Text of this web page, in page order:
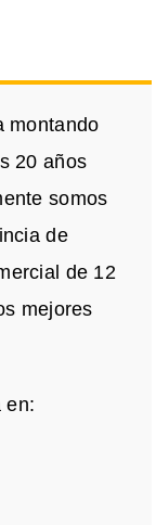
montando
20 años
somos
de
de 12
mejores
en: